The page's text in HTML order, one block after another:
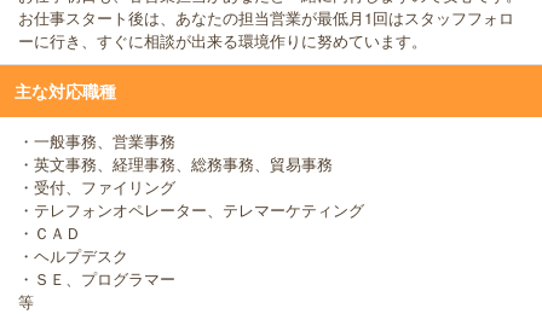
お仕事スタート後は、あなたの担当営業が最低月1回はスタッフフォロ
ーに行き、すぐに相談が出来る環境作りに努めています。
主な対応職種
・一般事務、営業事務
・英文事務、経理事務、総務事務、貿易事務
・受付、ファイリング
・テレフォンオペレーター、テレマーケティング
・ＣＡＤ
・ヘルプデスク
・ＳＥ、プログラマー
等